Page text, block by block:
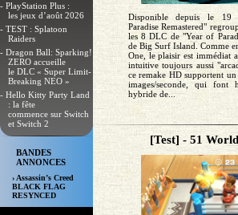
- PlayStation Plus :
les jeux d’août 2026
- TEST : Splatoon
Raiders
- Dragon Ball: Sparking!
ZERO accueille
le DLC « Super Limit-
Breaking NEO »
- Hello Kitty Party Land
: la fête
commence sur Switch
et Switch 2
BANDES
ANNONCES
› Assassin’s Creed
BLACK FLAG
RESYNCED
Disponible depuis le 19
Paradise Remastered"
les 8 DLC de "Year of
de Big Surf Island. Comme
One, le plaisir est immédiat
intuitive toujours aussi
ce remake HD supportent
images/seconde, qui font
hybride de...
[Test] - 51